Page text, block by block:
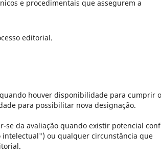
e procedimentais que assegurem a
editorial.
houver disponibilidade para cumprir o
para possibilitar nova designação.
se da avaliação quando existir potencial
intelectual") ou qualquer circunstância que